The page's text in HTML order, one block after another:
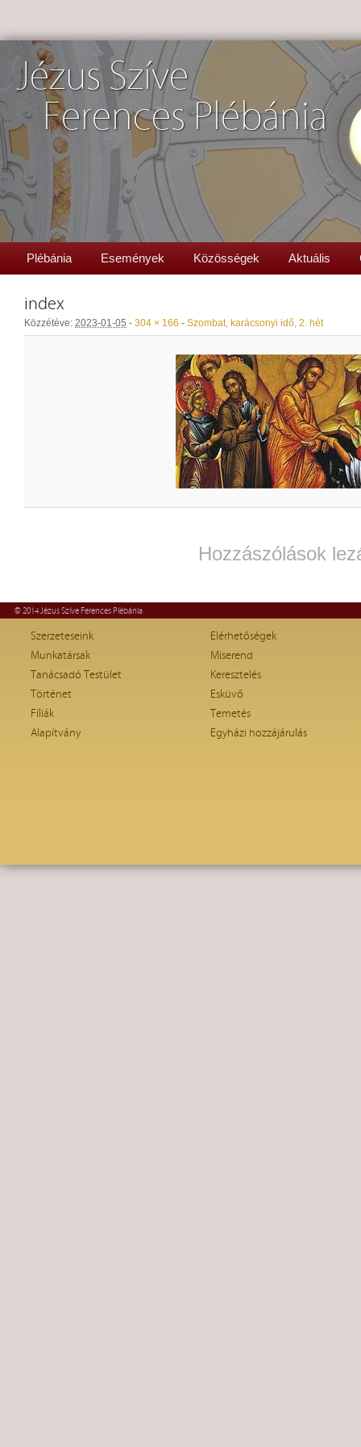
Jézus Szíve
Ferences Plébánia
Plébánia Események Közösségek Aktuális
index
Közzétéve: 2023-01-05 - 304 × 166 - Szombat, karácsonyi idő, 2. hét
Hozzászólások
© 2014 Jézus Szíve Ferences Plébánia
Szerzeteseink
Munkatársak
Tanácsadó Testület
Történet
Fíliák
Alapítvány
Elérhetőségek
Miserend
Keresztelés
Esküvő
Temetés
Egyházi hozzájárulás